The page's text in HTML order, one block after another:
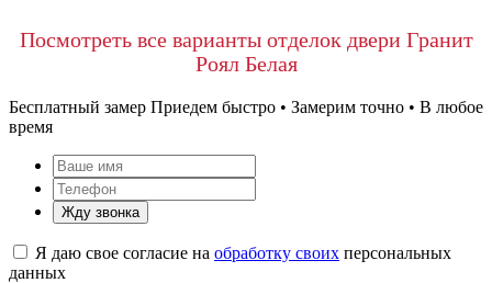
Посмотреть все варианты отделок двери Гранит
Роял Белая
Бесплатный замер Приедем быстро • Замерим точно • В любое
время
Жду звонка
Я даю свое согласие на обработку своих персональных
данных